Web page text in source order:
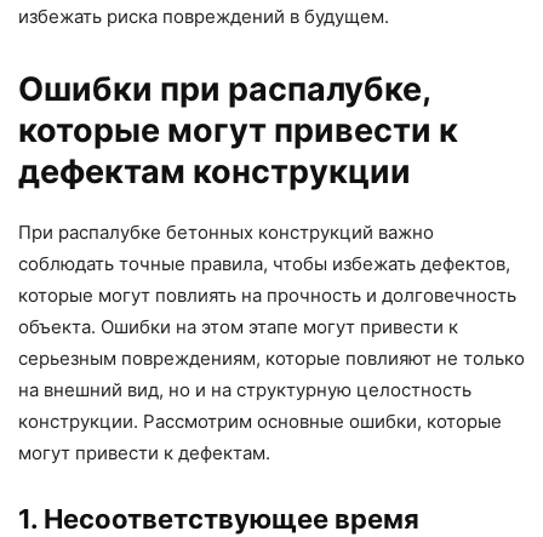
избежать риска повреждений в будущем.
Ошибки при распалубке,
которые могут привести к
дефектам конструкции
При распалубке бетонных конструкций важно
соблюдать точные правила, чтобы избежать дефектов,
которые могут повлиять на прочность и долговечность
объекта. Ошибки на этом этапе могут привести к
серьезным повреждениям, которые повлияют не только
на внешний вид, но и на структурную целостность
конструкции. Рассмотрим основные ошибки, которые
могут привести к дефектам.
1. Несоответствующее время